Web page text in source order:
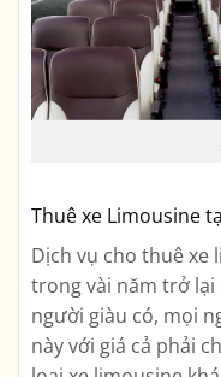
Thuê xe Limousine
Dịch vụ cho thuê xe
trong vài năm trở lại
người giàu có, mọi
này với giá cả phải